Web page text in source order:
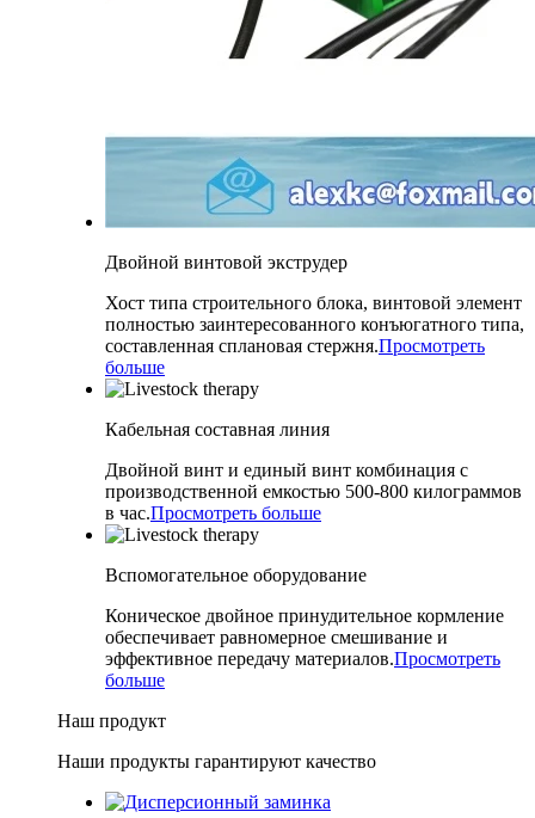
Двойной винтовой экструдер
Хост типа строительного блока, винтовой элемент
полностью заинтересованного конъюгатного типа,
составленная сплановая стержня.Просмотреть
больше
Кабельная составная линия
Двойной винт и единый винт комбинация с
производственной емкостью 500-800 килограммов
в час.Просмотреть больше
Вспомогательное оборудование
Коническое двойное принудительное кормление
обеспечивает равномерное смешивание и
эффективное передачу материалов.Просмотреть
больше
Наш продукт
Наши продукты гарантируют качество